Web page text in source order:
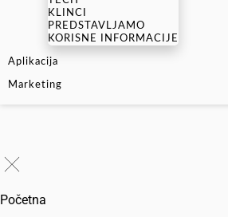
KLINCI
PREDSTAVLJAMO
KORISNE INFORMACIJE
Aplikacija
Marketing
Početna